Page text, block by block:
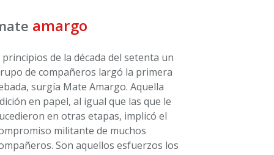
amargo
principios de la década del setenta un
de compañeros largó la primera
surgía Mate Amargo. Aquella
en papel, al igual que las que le
en otras etapas, implicó el
militante de muchos
Son aquellos esfuerzos los